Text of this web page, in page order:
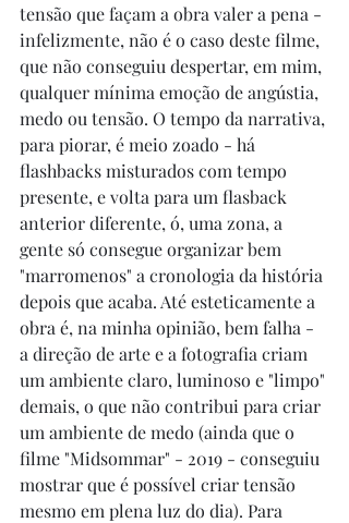
tensão que façam a obra valer a pena -
infelizmente, não é o caso deste filme,
que não conseguiu despertar, em mim,
qualquer mínima emoção de angústia,
medo ou tensão. O tempo da narrativa,
para piorar, é meio zoado - há
flashbacks misturados com tempo
presente, e volta para um flasback
anterior diferente, ó, uma zona, a
gente só consegue organizar bem
"marromenos" a cronologia da história
depois que acaba. Até esteticamente a
obra é, na minha opinião, bem falha -
a direção de arte e a fotografia criam
um ambiente claro, luminoso e "limpo"
demais, o que não contribui para criar
um ambiente de medo (ainda que o
filme "Midsommar" - 2019 - conseguiu
mostrar que é possível criar tensão
mesmo em plena luz do dia). Para